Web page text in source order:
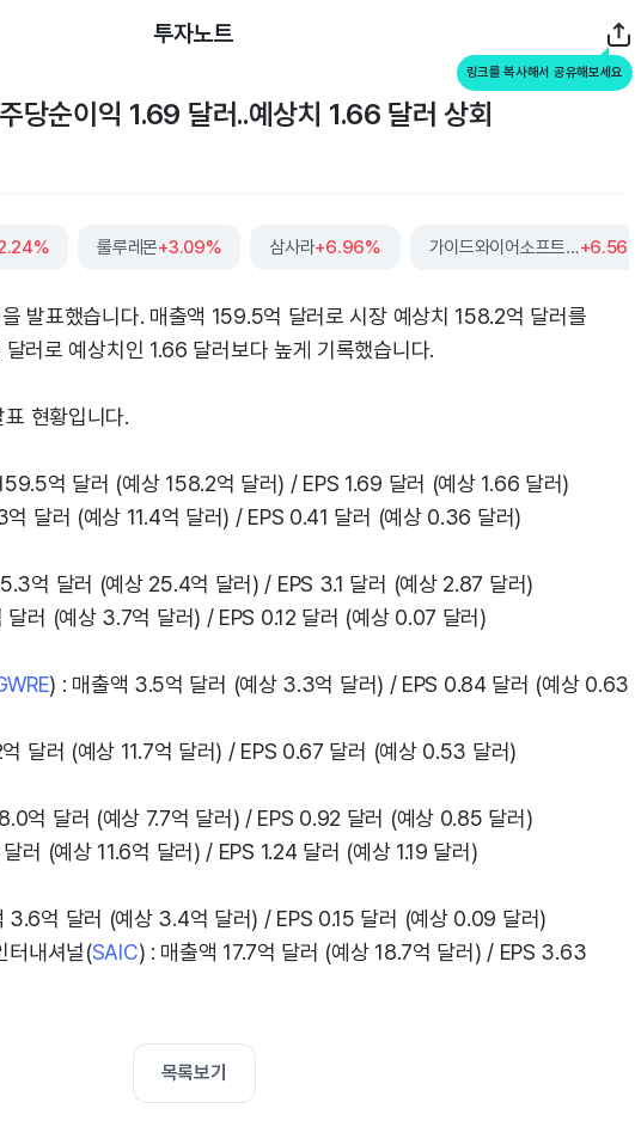
투자노트
링크를 복사해서 공유해보세요
당순이익 1.69 달러..예상치 1.66 달러 상회
룰루레몬+3.09% 삼사라+6.96% 가이드와이어소프트웨어+6.56%
발표했습니다. 매출액 159.5억 달러로 시장 예상치 158.2억 달러를
러로 예상치인 1.66 달러보다 높게 기록했습니다.
현황입니다.
억 달러 (예상 158.2억 달러) / EPS 1.69 달러 (예상 1.66 달러)
억 달러 (예상 11.4억 달러) / EPS 0.41 달러 (예상 0.36 달러)
억 달러 (예상 25.4억 달러) / EPS 3.1 달러 (예상 2.87 달러)
달러 (예상 3.7억 달러) / EPS 0.12 달러 (예상 0.07 달러)
) : 매출액 3.5억 달러 (예상 3.3억 달러) / EPS 0.84 달러 (예상 0.63
달러 (예상 11.7억 달러) / EPS 0.67 달러 (예상 0.53 달러)
억 달러 (예상 7.7억 달러) / EPS 0.92 달러 (예상 0.85 달러)
러 (예상 11.6억 달러) / EPS 1.24 달러 (예상 1.19 달러)
3.6억 달러 (예상 3.4억 달러) / EPS 0.15 달러 (예상 0.09 달러)
터내셔널(SAIC) : 매출액 17.7억 달러 (예상 18.7억 달러) / EPS 3.63
목록보기